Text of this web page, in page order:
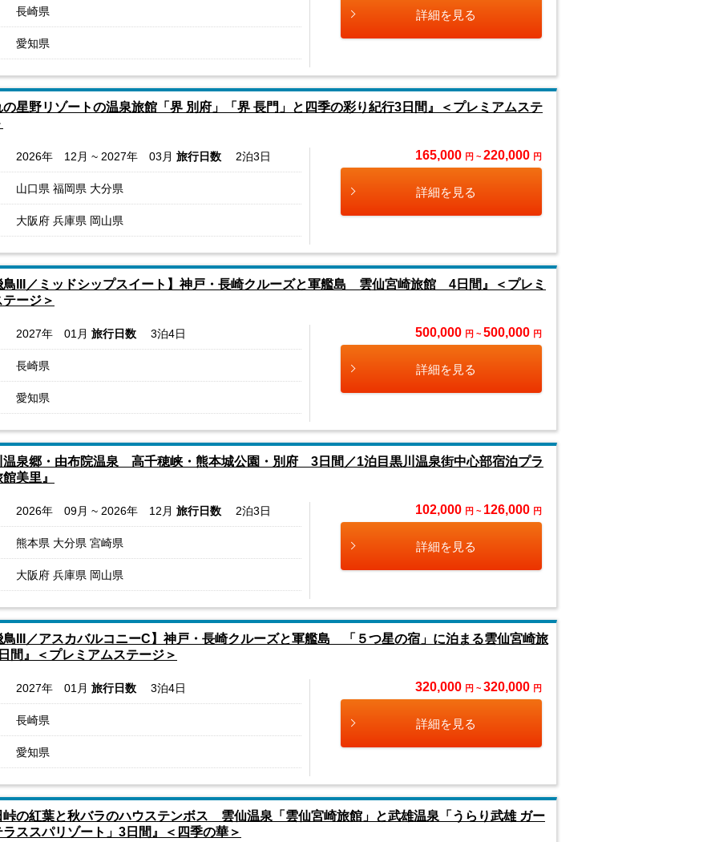
長崎県
愛知県
詳細を見る
の星野リゾートの温泉旅館「界 別府」「界 長門」と四季の彩り紀行3日間』＜プレミアムステ
2026年 12月 ~ 2027年 03月 旅行日数 2泊3日
山口県 福岡県 大分県
大阪府 兵庫県 岡山県
165,000 円 ~ 220,000 円
詳細を見る
鳥III／ミッドシップスイート】神戸・長崎クルーズと軍艦島 雲仙宮崎旅館 4日間』＜プレミ
ージ＞
2027年 01月 旅行日数 3泊4日
長崎県
愛知県
500,000 円 ~ 500,000 円
詳細を見る
温泉郷・由布院温泉 高千穂峡・熊本城公園・別府 3日間／1泊目黒川温泉街中心部宿泊プラ
美里』
2026年 09月 ~ 2026年 12月 旅行日数 2泊3日
熊本県 大分県 宮崎県
大阪府 兵庫県 岡山県
102,000 円 ~ 126,000 円
詳細を見る
鳥III／アスカバルコニーC】神戸・長崎クルーズと軍艦島 「５つ星の宿」に泊まる雲仙宮崎旅
』＜プレミアムステージ＞
2027年 01月 旅行日数 3泊4日
長崎県
愛知県
320,000 円 ~ 320,000 円
詳細を見る
峠の紅葉と秋バラのハウステンボス 雲仙温泉「雲仙宮崎旅館」と武雄温泉「うらり武雄 ガー
ラススパリゾート」3日間』＜四季の華＞